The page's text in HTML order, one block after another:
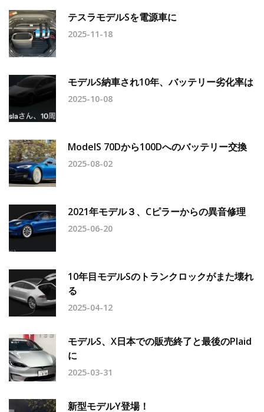
テスラモデルSを電源車に
2025-11-18
モデルS納車され10年、バッテリー劣化率は
2025-10-08
ModelS 70Dから100Dへのバッテリー交換
2025-08-02
2021年モデル３、Cピラーからの異音修理
2025-06-20
10年目モデルSのトランクロックがまた壊れ
る
2025-04-12
モデルS、X日本での販売終了と最後のPlaid
に
2025-03-31
新型モデルY登場！